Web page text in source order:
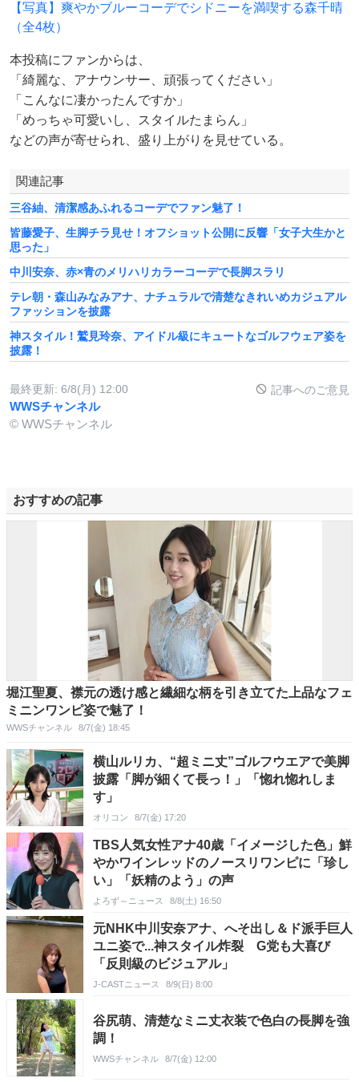
【写真】爽やかブルーコーデでシドニーを満喫する森千晴
（全4枚）
本投稿にファンからは、
「綺麗な、アナウンサー、頑張ってください」
「こんなに凄かったんですか」
「めっちゃ可愛いし、スタイルたまらん」
などの声が寄せられ、盛り上がりを見せている。
関連記事
三谷紬、清潔感あふれるコーデでファン魅了！
皆藤愛子、生脚チラ見せ！オフショット公開に反響「女子大生かと
思った」
中川安奈、赤×青のメリハリカラーコーデで長脚スラリ
テレ朝・森山みなみアナ、ナチュラルで清楚なきれいめカジュアル
ファッションを披露
神スタイル！鷲見玲奈、アイドル級にキュートなゴルフウェア姿を
披露！
最終更新: 6/8(月) 12:00 記事へのご意見
WWSチャンネル
© WWSチャンネル
おすすめの記事
堀江聖夏、襟元の透け感と繊細な柄を引き立てた上品なフェ
ミニンワンピ姿で魅了！
WWSチャンネル 8/7(金) 18:45
横山ルリカ、“超ミニ丈”ゴルフウエアで美脚
披露「脚が細くて長っ！」「惚れ惚れしま
す」
オリコン 8/7(金) 17:20
TBS人気女性アナ40歳「イメージした色」鮮
やかワインレッドのノースリワンピに「珍し
い」「妖精のよう」の声
よろず～ニュース 8/8(土) 16:50
元NHK中川安奈アナ、へそ出し＆ド派手巨人
ユニ姿で...神スタイル炸裂 G党も大喜び
「反則級のビジュアル」
J-CASTニュース 8/9(日) 8:00
谷尻萌、清楚なミニ丈衣装で色白の長脚を強
調！
WWSチャンネル 8/7(金) 12:00